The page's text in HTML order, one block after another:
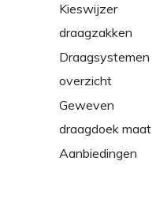
Kieswijzer
draagzakken
Draagsystemen
overzicht
Geweven
draagdoek maat
Aanbiedingen